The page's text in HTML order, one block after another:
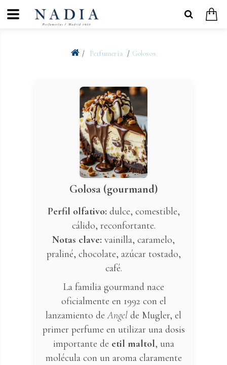
Perfumeria Golosos
Golosa (gourmand)
Perfil olfativo: dulce, comestible,
cálido, reconfortante.
Notas clave: vainilla, caramelo,
praliné, chocolate, azúcar tostado,
café.
La familia gourmand nace
oficialmente en 1992 con el
lanzamiento deAngel de Mugler, el
primer perfume en utilizar una dosis
importante de etil maltol, una
molécula con un aroma claramente